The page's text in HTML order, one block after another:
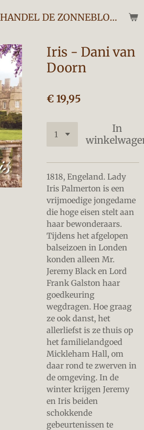
BOEKHANDEL DE ZONNEBLOEM
Iris - Dani van
Doorn
€ 19,95
In
1818, Engeland. Lady
Iris Palmerton is een
vrijmoedige jongedame
die hoge eisen stelt aan
haar bewonderaars.
Tijdens het afgelopen
balseizoen in Londen
konden alleen Mr.
Jeremy Black en Lord
Frank Galston haar
goedkeuring
wegdragen. Hoe graag
ze ook danst, het
allerliefst is ze thuis op
het familielandgoed
Mickleham Hall, om
daar rond te zwerven in
de omgeving. In de
winter krijgen Jeremy
en Iris beiden
schokkende
gebeurtenissen te